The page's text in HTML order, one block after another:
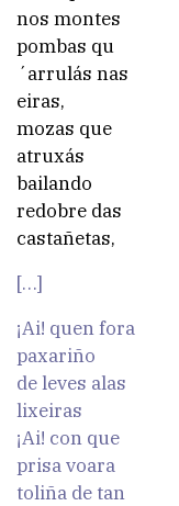
nos montes
pombas qu
´arrulás nas
eiras,
mozas que
atruxás
bailando
redobre das
castañetas,
[…]
¡Ai! quen fora
paxariño
de leves alas
lixeiras
¡Ai! con que
prisa voara
toliña de tan